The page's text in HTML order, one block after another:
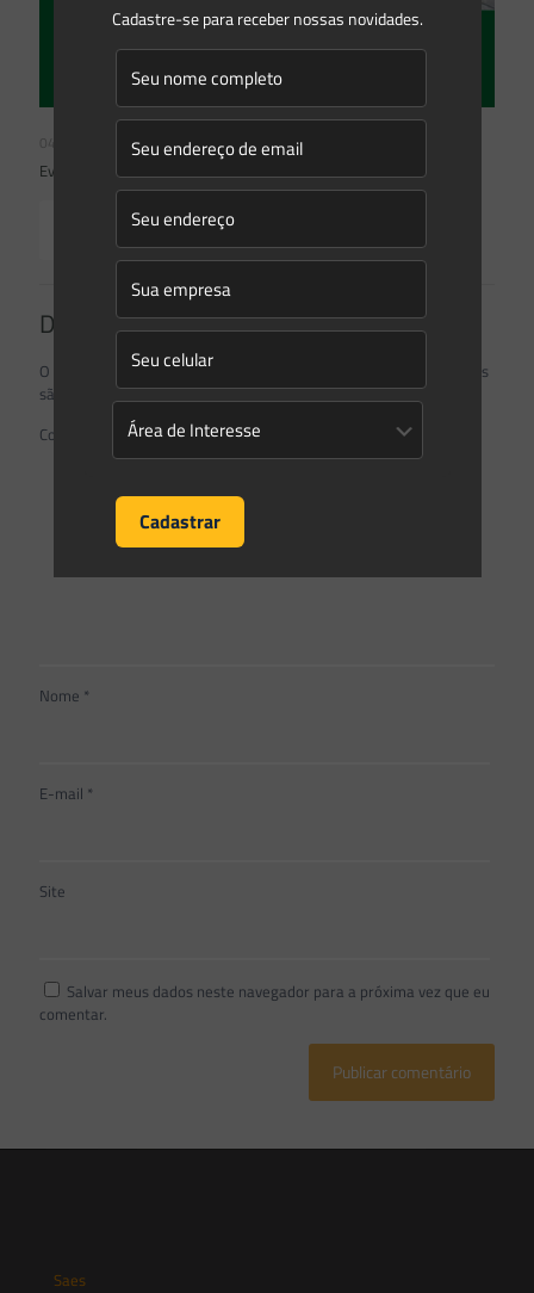
Evento | Seminário Nacional Infraestrutura Verde
Read more
Deixe um comentário
O seu endereço de e-mail não será publicado.
Campos obrigatórios
são marcados com*
Comentário
Nome *
E-mail *
Site
Salvar meus dados neste navegador para a próxima vez que eu
comentar.
Saes
Cadastre-se para receber nossas novidades.